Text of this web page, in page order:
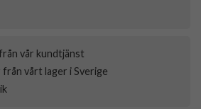
vår kundtjänst
från vårt lager i Sverige